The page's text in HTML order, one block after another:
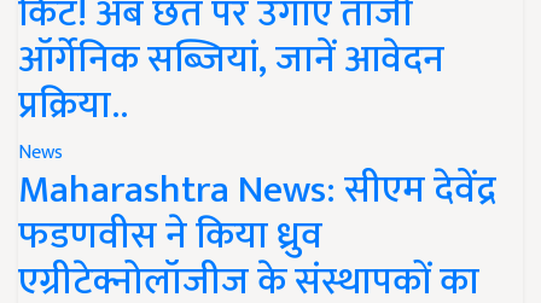
किट! अब छत पर उगाएं ताजी
ऑर्गेनिक सब्जियां, जानें आवेदन
प्रक्रिया..
News
Maharashtra News: सीएम देवेंद्र
फडणवीस ने किया ध्रुव
एग्रीटेक्नोलॉजीज के संस्थापकों का